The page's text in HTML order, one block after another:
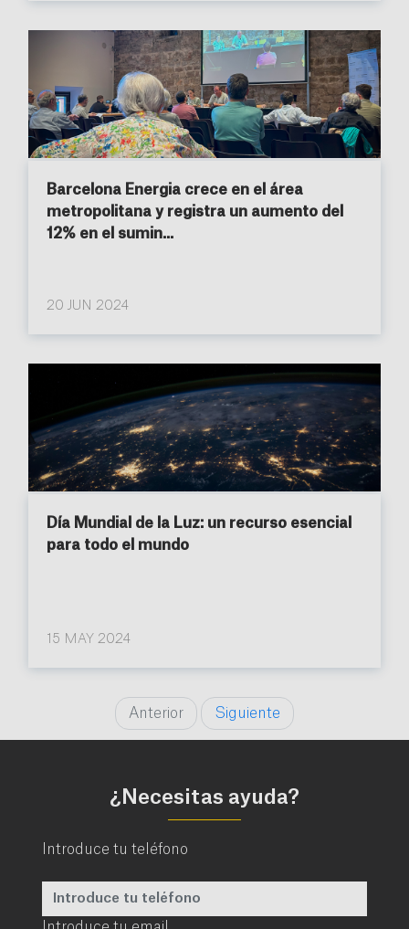
Barcelona Energia crece en el área
metropolitana y registra un aumento del
12% en el sumin...
20 JUN 2024
Día Mundial de la Luz: un recurso esencial
para todo el mundo
15 MAY 2024
Anterior Siguiente
¿Necesitas ayuda?
Introduce tu teléfono